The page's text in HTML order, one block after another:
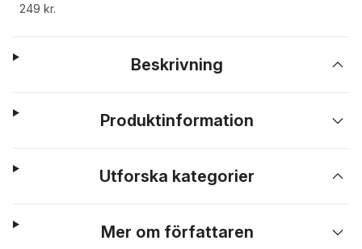
249 kr.
Beskrivning
Produktinformation
Utforska kategorier
Mer om författaren